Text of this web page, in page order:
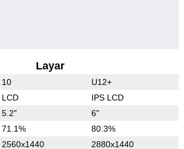
Layar
10 U12+
LCD IPS LCD
5.2" 6"
71.1% 80.3%
2560x1440 2880x1440